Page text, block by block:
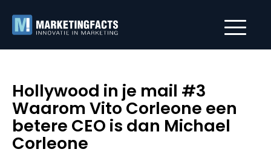
Hollywood in je mail #3
Waarom Vito Corleone een
betere CEO is dan Michael
Corleone